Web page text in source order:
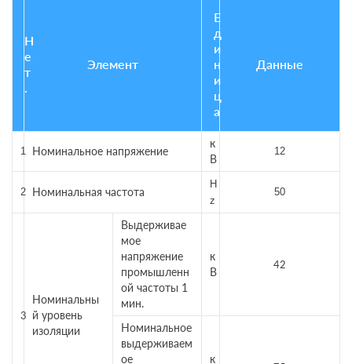
Н
е
т
.
Элемент
Е
д
и
н
и
ц
а
Данные
1 Номинальное напряжение
к
В
12
2 Номинальная частота
H
z
50
3
Номинальны
й уровень
изоляции
Выдерживае
мое
напряжение
промышленн
ой частоты 1
мин.
к
В
42
Номинальное
выдерживаем
ое
к